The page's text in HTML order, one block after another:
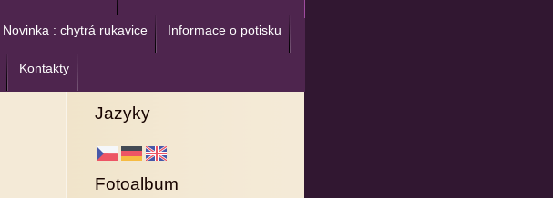
Novinka : chytrá rukavice Informace o potisku
Kontakty
Jazyky
Fotoalbum